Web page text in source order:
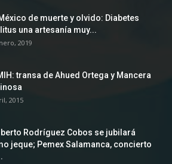
de muerte y olvido: Diabetes
una artesanía muy...
2019
transa de Ahued Ortega y Mancera
2015
Rodríguez Cobos se jubilará
jeque; Pemex Salamanca, concierto